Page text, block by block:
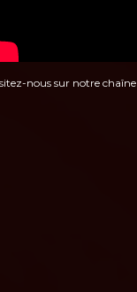
nous sur notre chaîne